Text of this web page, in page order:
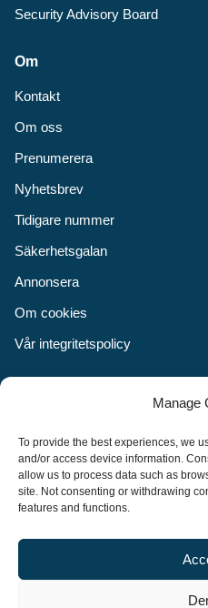
Manage
To provide the best experiences, we
and/or access device information.
allow us to process data such as
site. Not consenting or withdrawing
features and functions.
Security Advisory Board
Om
Kontakt
Om oss
Prenumerera
Nyhetsbrev
Tidigare nummer
Säkerhetsgalan
Annonsera
Om cookies
Vår integritetspolicy
Instagram
LinkedIn
Säkerhet år 2003 för att